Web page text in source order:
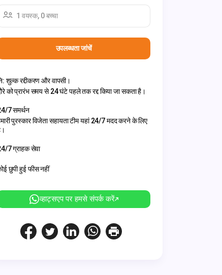
1 वयस्क, 0 बच्चा
उपलब्धता जांचें
शुल्क रद्दीकरण और वापसी।
को प्रारंभ समय से 24 घंटे पहले तक रद्द किया जा सकता है।
7 समर्थन
पुरस्कार विजेता सहायता टीम यहां 24/7 मदद करने के लिए
7 ग्राहक सेवा
छुपी हुई फीस नहीं
व्हाट्सएप पर हमसे संपर्क करें